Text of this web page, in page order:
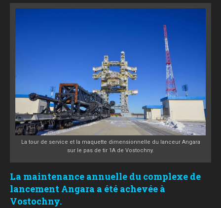
La tour de service et la maquette dimensionnelle du lanceur Angara
sur le pas de tir 1A de Vostochny.
La maintenance annuelle du complexe de
lancement Angara a été achevée à
Vostochny.